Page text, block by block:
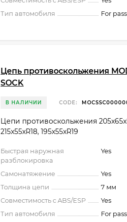
Тип автомобиля
For
Цепь противоскольжения
SOCK
В НАЛИЧИИ CODE:
Цепи противоскольжения
215x55xR18, 195x55xR19
Быстрая наружная
разблокировка
Yes
Самонатяжение
Yes
Толщина цепи
7 мм
Совместимость с ABS/ESP
Yes
Тип автомобиля
For